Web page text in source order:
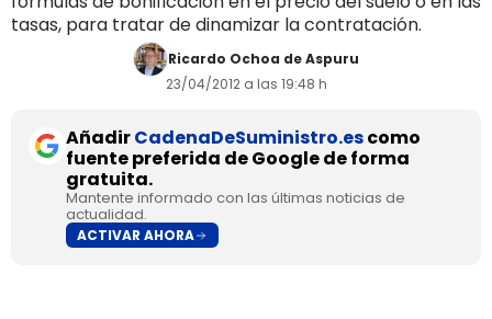
tasas, para tratar de dinamizar la contratación.
Ricardo Ochoa de Aspuru
23/04/2012 a las 19:48 h
AñadirCadenaDeSuministro.escomo
fuente preferida de Google de forma
gratuita.
Mantente informado con las últimas noticias de
actualidad.
ACTIVAR AHORA